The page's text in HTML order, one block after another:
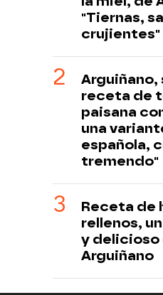
"Tiernas,
crujientes"
Arguiñano,
receta de
paisana
una
española,
tremendo"
Receta de
rellenos,
y delicioso
Arguiñano